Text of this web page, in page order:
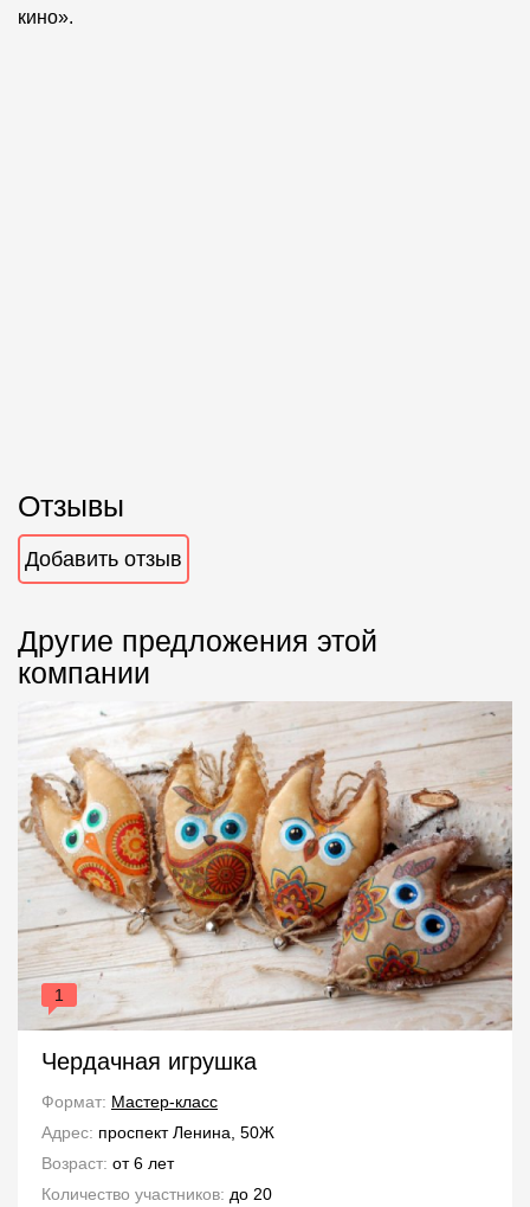
кино».
Отзывы
Добавить отзыв
Другие предложения этой
компании
1
Чердачная игрушка
Формат: Мастер-класс
Адрес: проспект Ленина, 50Ж
Возраст: от 6 лет
Количество участников: до 20